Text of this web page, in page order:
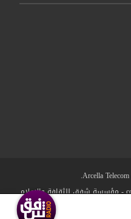
سياسة الخصوصية